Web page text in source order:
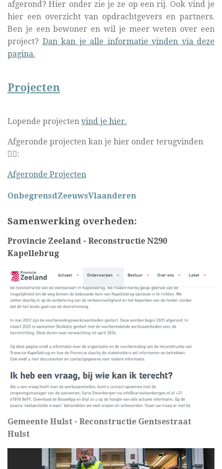
afgerond? Hier onder zie je ze op een rij. Ook vind je
hier een overzicht van opdrachtgevers en partners.
Ben je een bewoner en wil je meer weten over een
project? Dan kan je alle informatie vinden via deze
pagina.
Projecten
Lopende projecten vind je hier.
Afgeronde projecten kan je hier onder terugvinden
👇🏼:
Afgeronde Projecten
OnbegrensdZeeuwsVlaanderen
Samenwerking overheden:
Provincie Zeeland - Reconstructie N290
Kapellebrug
Gemeente Hulst - Reconstructie Gentsestraat
Hulst